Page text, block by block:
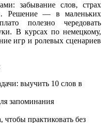
забывание слов, страх
Решение — в маленьких
полезно чередовать
В курсах по немецкому,
игр и ролевых сценариев
выучить 10 слов в
запоминания
практиковать без